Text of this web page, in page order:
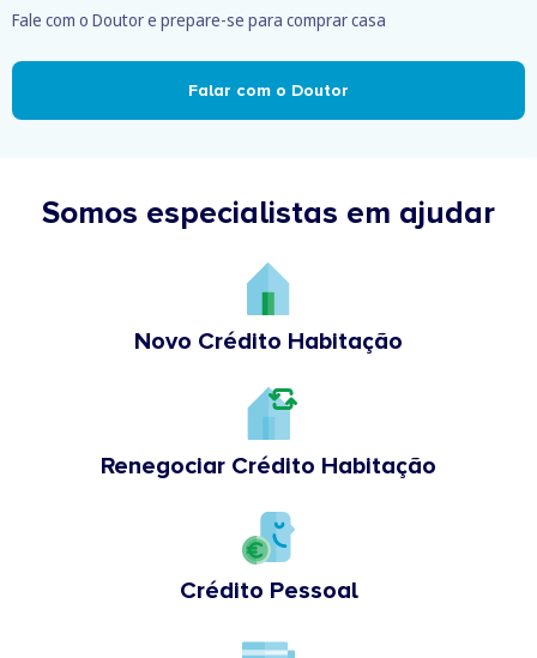
Fale com o Doutor e prepare-se para comprar casa
Falar com o Doutor
Somos especialistas em ajudar
Novo Crédito Habitação
Renegociar Crédito Habitação
Crédito Pessoal